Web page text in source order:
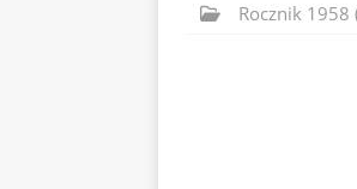
Rocznik 1958